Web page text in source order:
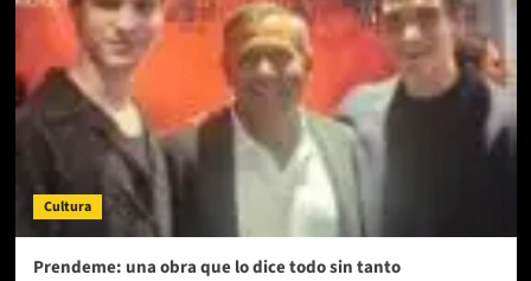
Cultura
Prendeme: una obra que lo dice todo sin tanto